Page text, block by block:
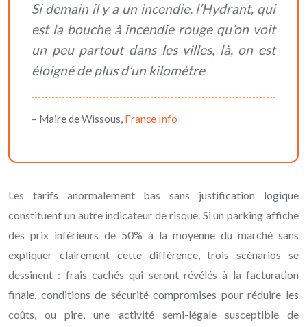
Si demain il y a un incendie, l’Hydrant, qui
est la bouche à incendie rouge qu’on voit
un peu partout dans les villes, là, on est
éloigné de plus d’un kilomètre
– Maire de Wissous, France Info
Les tarifs anormalement bas sans justification logique
constituent un autre indicateur de risque. Si un parking affiche
des prix inférieurs de 50% à la moyenne du marché sans
expliquer clairement cette différence, trois scénarios se
dessinent : frais cachés qui seront révélés à la facturation
finale, conditions de sécurité compromises pour réduire les
coûts, ou pire, une activité semi-légale susceptible de